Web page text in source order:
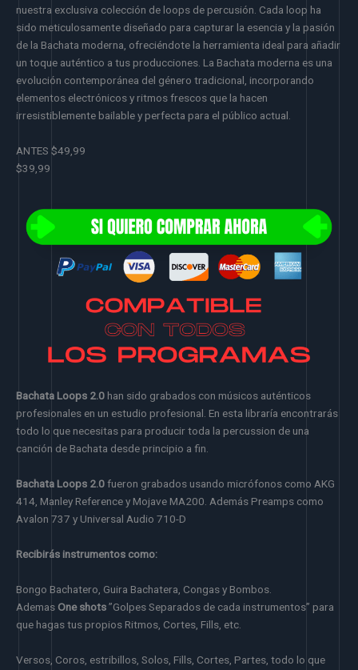
nuestra exclusiva colección de loops de percusión. Cada loop ha
sido meticulosamente diseñado para capturar la esencia y la pasión
de la Bachata moderna, ofreciéndote la herramienta ideal para añadir
un toque auténtico a tus producciones. La Bachata moderna es una
evolución contemporánea del género tradicional, incorporando
elementos electrónicos y ritmos frescos que la hacen
irresistiblemente bailable y perfecta para el público actual.
ANTES $49,99
$39,99
Bachata Loops 2.0 han sido grabados con músicos auténticos
profesionales en un estudio profesional. En esta libraría encontrarás
todo lo que necesitas para producir toda la percussion de una
canción de Bachata desde principio a fin.
Bachata Loops 2.0fueron grabados usando micrófonos como AKG
414, Manley Reference y Mojave MA200. Además Preamps como
Avalon 737 y Universal Audio 710-D
Recibirás instrumentos como:
Bongo Bachatero, Guira Bachatera, Congas y Bombos.
Ademas One shots”Golpes Separados de cada instrumentos” para
que hagas tus propios Ritmos, Cortes, Fills, etc.
Versos, Coros, estribillos, Solos, Fills, Cortes, Partes, todo lo que